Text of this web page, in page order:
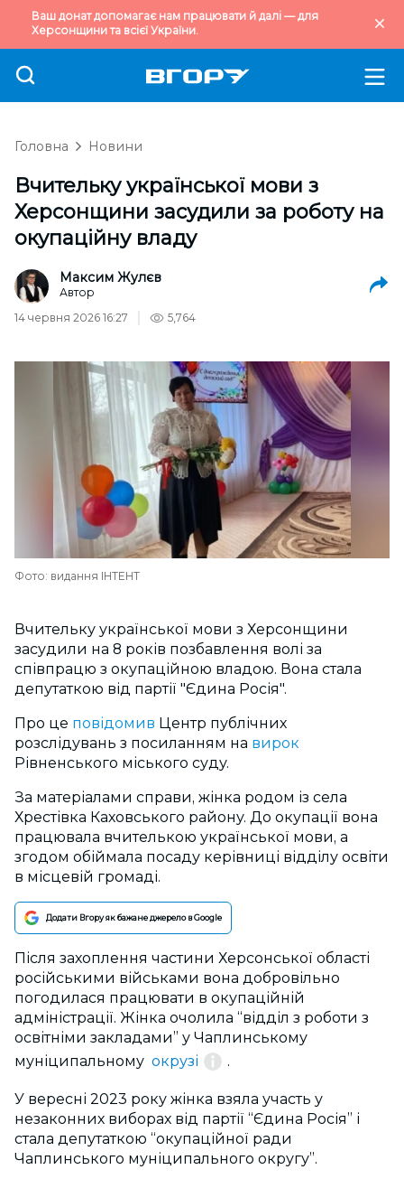
Ваш донат допомагає нам працювати й далі — для
Херсонщини та всієї України.
Головна Новини
Вчительку української мови з
Херсонщини засудили за роботу на
окупаційну владу
Максим Жулєв
Автор
14 червня 2026 16:27
5,764
Фото: видання ІНТЕНТ
Вчительку української мови з Херсонщини
засудили на 8 років позбавлення волі за
співпрацю з окупаційною владою. Вона стала
депутаткою від партії "Єдина Росія".
Про це повідомив Центр публічних
розслідувань з посиланням на вирок
Рівненського міського суду.
За матеріалами справи, жінка родом із села
Хрестівка Каховського району. До окупації вона
працювала вчителькою української мови, а
згодом обіймала посаду керівниці відділу освіти
в місцевій громаді.
Додати Вгору як бажане джерело в Google
Після захоплення частини Херсонської області
російськими військами вона добровільно
погодилася працювати в окупаційній
адміністрації. Жінка очолила “відділ з роботи з
освітніми закладами” у Чаплинському
муніципальному окрузі .
У вересні 2023 року жінка взяла участь у
незаконних виборах від партії “Єдина Росія” і
стала депутаткою “окупаційної ради
Чаплинського муніципального округу”.